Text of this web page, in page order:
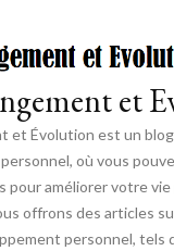
et
et Évolution est un
où vous
pour améliorer votre
offrons des articles
personnel, tels